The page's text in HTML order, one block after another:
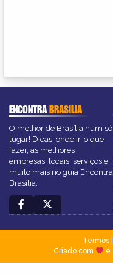
ENCONTRABRASILIA
O melhor de Brasília num só
lugar! Dicas, onde ir, o que
fazer, as melhores
empresas, locais, serviços e
muito mais no guia Encontra
Brasília.
Termos|
Criado com
e